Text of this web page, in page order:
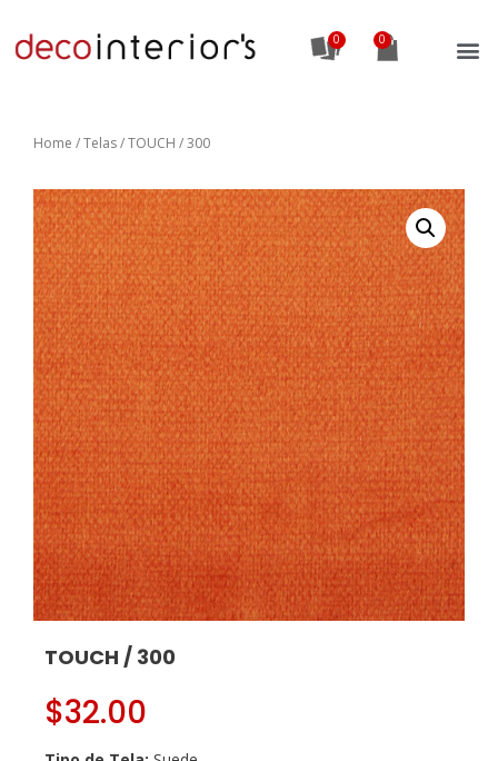
0
Home /Telas/ TOUCH / 300
TOUCH / 300
$32.00